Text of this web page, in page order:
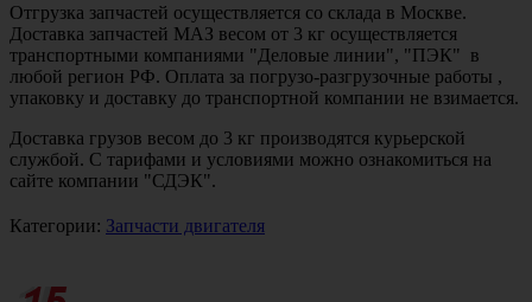
Отгрузка запчастей осуществляется со склада в Москве.
Доставка запчастей МАЗ весом от 3 кг осуществляется
транспортными компаниями "Деловые линии", "ПЭК" в
любой регион РФ. Оплата за погрузо-разгрузочные работы ,
упаковку и доставку до транспортной компании не взимается.
Доставка грузов весом до 3 кг производятся курьерской
службой. С тарифами и условиями можно ознакомиться на
сайте компании "СДЭК".
Категории: Запчасти двигателя